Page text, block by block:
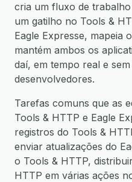
cria um fluxo de
um gatilho no Tools &
Eagle Expresse,
mantém ambos os
daí, em tempo real e
desenvolvedores.
Tarefas comuns que as
Tools & HTTP e Eagle
registros do Tools &
enviar atualizações do
o Tools & HTTP,
HTTP em várias ações